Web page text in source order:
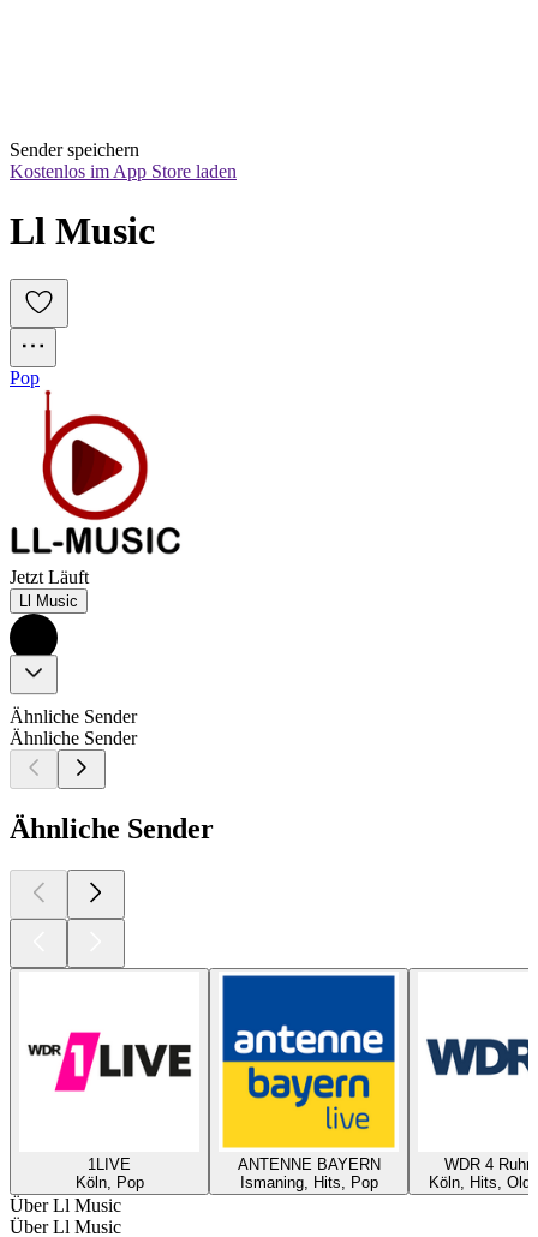
Sender speichern
Kostenlos im App Store laden
Ll Music
Pop
Jetzt Läuft
Ll Music
Ähnliche Sender
Ähnliche Sender
Ähnliche Sender
1LIVE
Köln, Pop
ANTENNE BAYERN
Ismaning, Hits, Pop
WDR 4
Köln, Hits,
Über Ll Music
Über Ll Music